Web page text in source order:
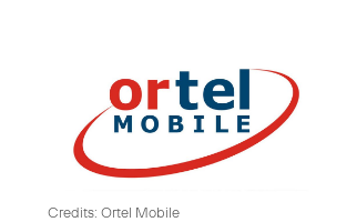
Credits: Ortel Mobile